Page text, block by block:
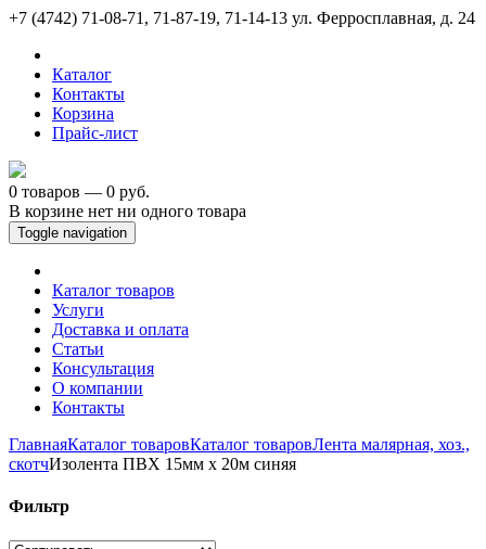
+7 (4742) 71-08-71, 71-87-19, 71-14-13 ул. Ферросплавная, д. 24
Каталог
Контакты
Корзина
Прайс-лист
0 товаров — 0 руб.
В корзине нет ни одного товара
Toggle navigation
Каталог товаров
Услуги
Доставка и оплата
Статьи
Консультация
О компании
Контакты
ГлавнаяКаталог товаровКаталог товаровЛента малярная, хоз.,
скотчИзолента ПВХ 15мм х 20м синяя
Фильтр